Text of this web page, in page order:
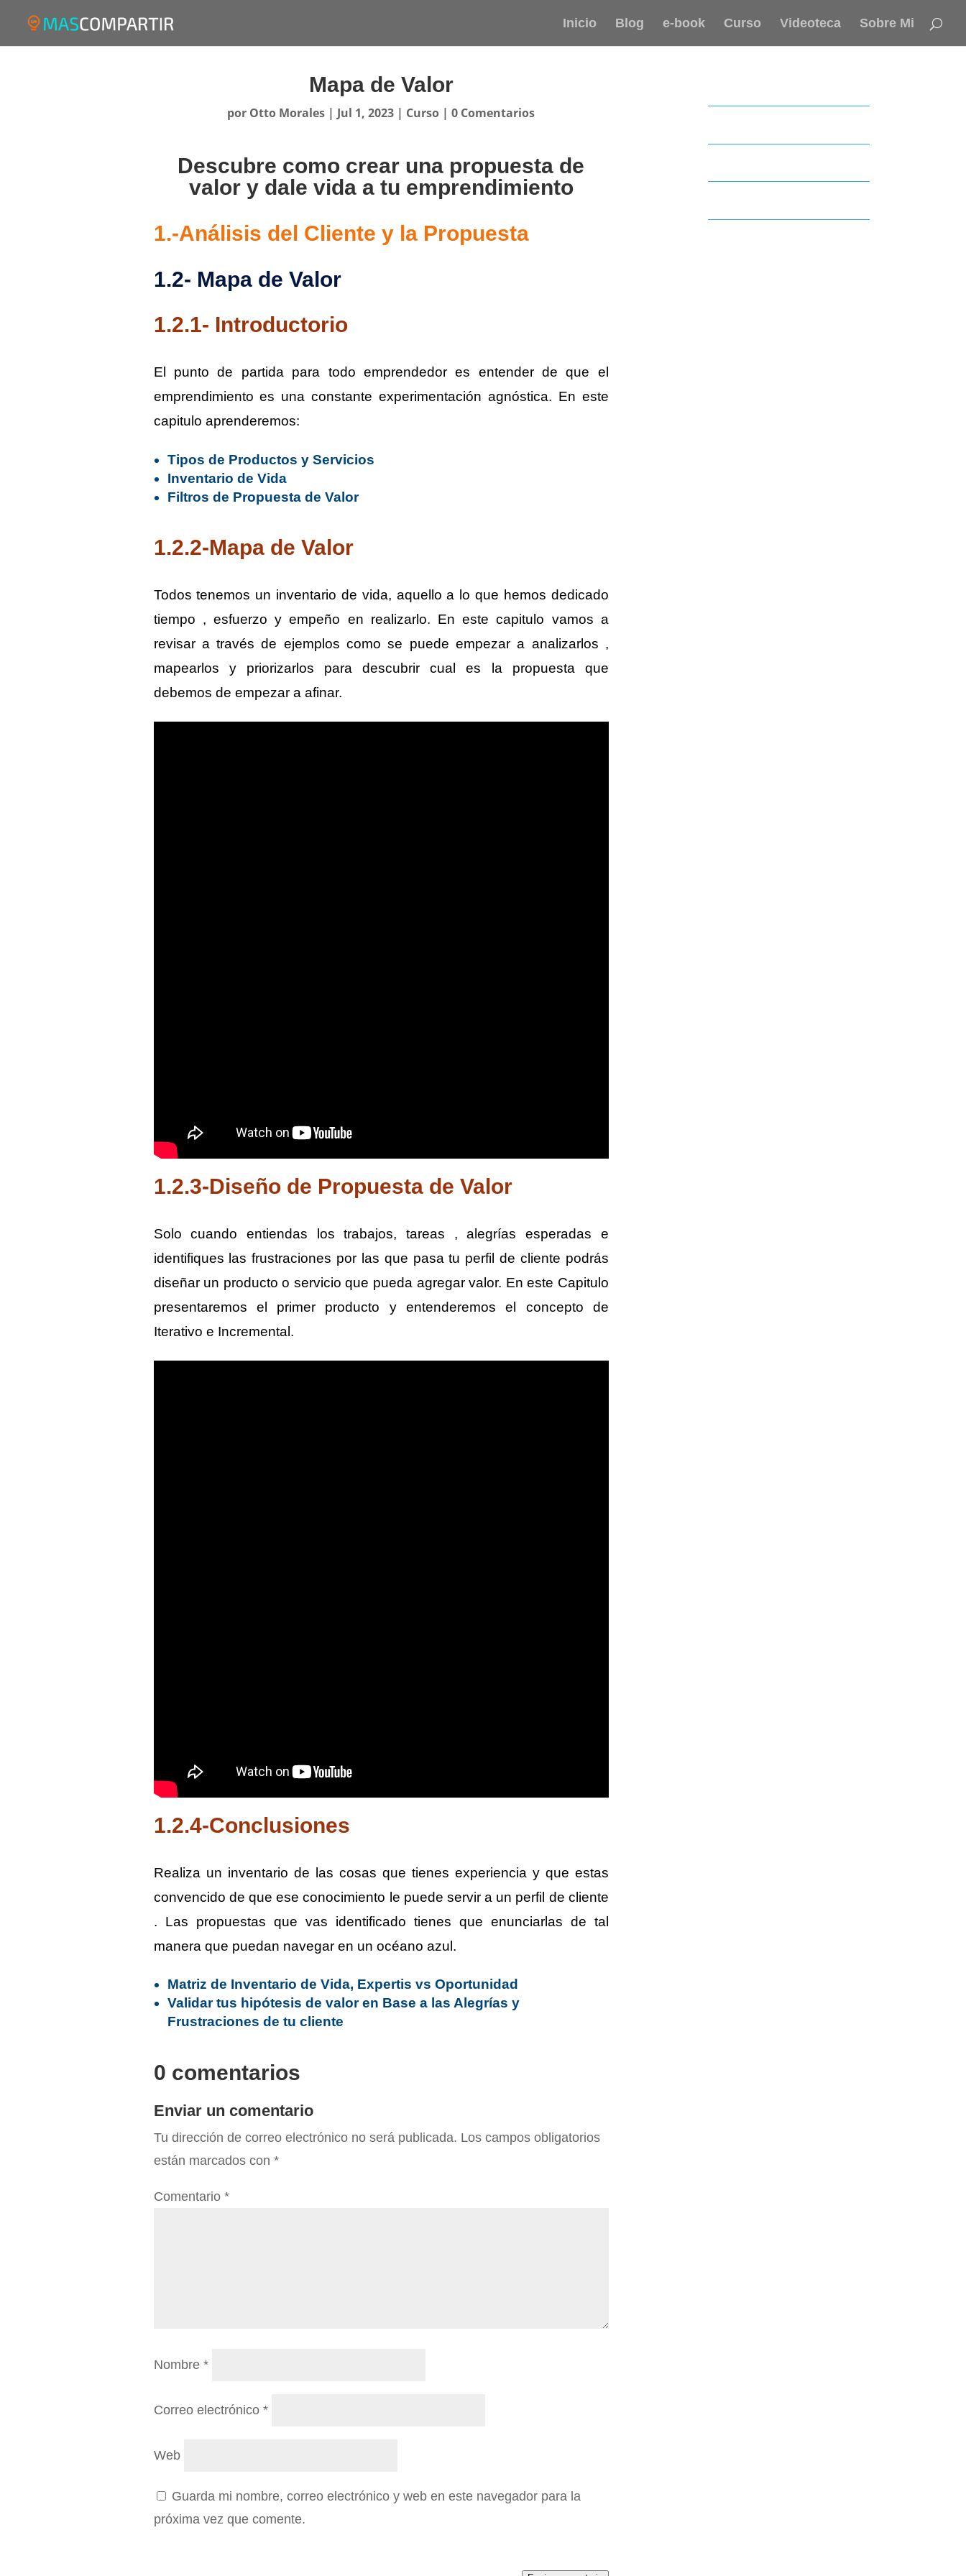
Inicio Blog e-book Curso Videoteca Sobre Mi
Mapa de Valor
por Otto Morales | Jul 1, 2023 | Curso |0 Comentarios
Descubre como crear una propuesta de
valor y dale vida a tu emprendimiento
1.-Análisis del Cliente y la Propuesta
1.2- Mapa de Valor
1.2.1- Introductorio
El punto de partida para todo emprendedor es entender de que el
emprendimiento es una constante experimentación agnóstica. En este
capitulo aprenderemos:
Tipos de Productos y Servicios
Inventario de Vida
Filtros de Propuesta de Valor
1.2.2-Mapa de Valor
Todos tenemos un inventario de vida, aquello a lo que hemos dedicado
tiempo , esfuerzo y empeño en realizarlo. En este capitulo vamos a
revisar a través de ejemplos como se puede empezar a analizarlos ,
mapearlos y priorizarlos para descubrir cual es la propuesta que
debemos de empezar a afinar.
1.2.3-Diseño de Propuesta de Valor
Solo cuando entiendas los trabajos, tareas , alegrías esperadas e
identifiques las frustraciones por las que pasa tu perfil de cliente podrás
diseñar un producto o servicio que pueda agregar valor. En este Capitulo
presentaremos el primer producto y entenderemos el concepto de
Iterativo e Incremental.
1.2.4-Conclusiones
Realiza un inventario de las cosas que tienes experiencia y que estas
convencido de que ese conocimiento le puede servir a un perfil de cliente
. Las propuestas que vas identificado tienes que enunciarlas de tal
manera que puedan navegar en un océano azul.
Matriz de Inventario de Vida, Expertis vs Oportunidad
Validar tus hipótesis de valor en Base a las Alegrías y
Frustraciones de tu cliente
0 comentarios
Enviar un comentario
Tu dirección de correo electrónico no será publicada. Los campos obligatorios
están marcados con *
Comentario *
Nombre *
Correo electrónico *
Web
Guarda mi nombre, correo electrónico y web en este navegador para la
próxima vez que comente.